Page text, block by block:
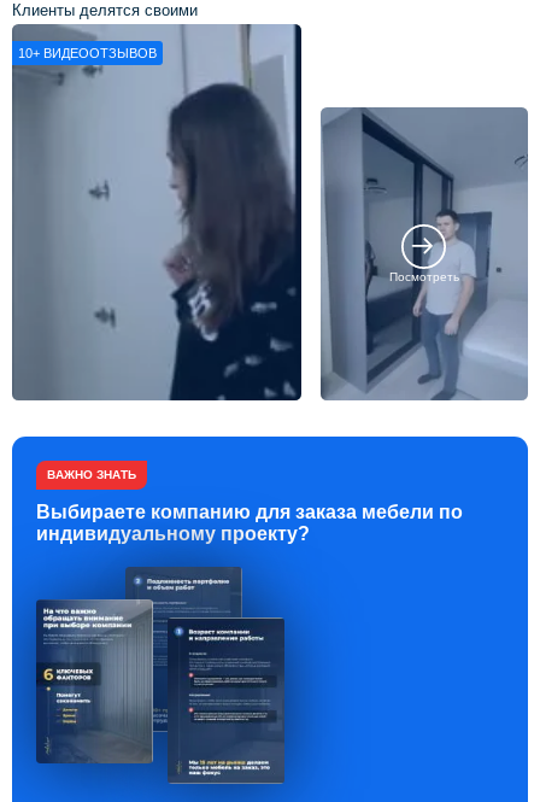
Клиенты делятся своими
впечатлениями о нашей работе
10+ ВИДЕООТЗЫВОВ
Посмотреть
ВАЖНО ЗНАТЬ
Выбираете компанию для заказа мебели по
индивидуальному проекту?